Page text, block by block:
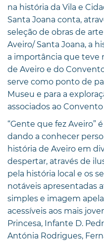
na história da Vila e
Santa Joana conta,
seleção de obras de
Aveiro/ Santa Joana, a
a importância que teve
de Aveiro e do
serve como ponto de
Museu e para a
associados ao
“Gente que fez Aveiro”
dando a conhecer
história de Aveiro em
despertar, através de
pela história local e os
notáveis apresentadas
simples e imagem
acessíveis aos mais
Princesa, Infante D.
Antónia Rodrigues,